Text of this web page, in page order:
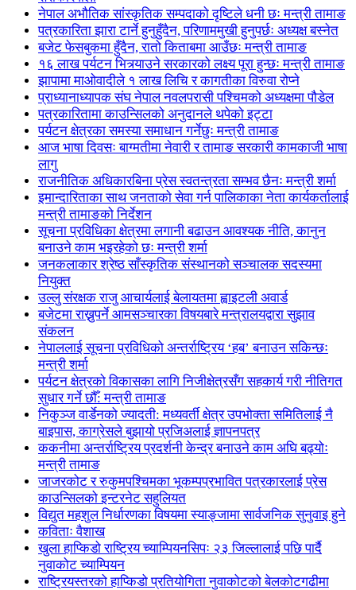
नेपाल अभौतिक सांस्कृतिक सम्पदाको दृष्टिले धनी छः मन्त्री तामाङ
पत्रकारिता झारा टार्ने हुनुहुँदैन, परिणाममुखी हुनुपर्छः अध्यक्ष बस्नेत
बजेट फेसबुकमा हुँदैन, रातो किताबमा आउँछः मन्त्री तामाङ
१६ लाख पर्यटन भित्र्याउने सरकारको लक्ष्य पूरा हुन्छः मन्त्री तामाङ
झापामा माओवादीले १ लाख लिचि र कागतीका विरुवा रोप्ने
प्राध्यानाध्यापक संघ नेपाल नवलपरासी पश्चिमको अध्यक्षमा पौडेल
पत्रकारितामा काउन्सिलको अनुदानले थपेको इट्टा
पर्यटन क्षेत्रका समस्या समाधान गर्नेछुः मन्त्री तामाङ
आज भाषा दिवसः बाग्मतीमा नेवारी र तामाङ सरकारी कामकाजी भाषा
लागु
राजनीतिक अधिकारबिना प्रेस स्वतन्त्रता सम्भव छैनः मन्त्री शर्मा
इमान्दारिताका साथ जनताकाे सेवा गर्न पालिकाका नेता कार्यकर्तालाई
मन्त्री तामाङको निर्देशन
सूचना प्रविधिका क्षेत्रमा लगानी बढाउन आवश्यक नीति, कानुन
बनाउने काम भइरहेको छः मन्त्री शर्मा
जनकलाकार श्रेष्ठ साँस्कृतिक संस्थानको सञ्चालक सदस्यमा
नियुक्त
उल्लु संरक्षक राजु आचार्यलाई बेलायतमा ह्वाइटली अवार्ड
बजेटमा राख्नुपर्ने आमसञ्चारका विषयबारे मन्त्रालयद्वारा सुझाव
संकलन
नेपाललाई सूचना प्रविधिको अन्तर्राष्ट्रिय ‘हब’ बनाउन सकिन्छः
मन्त्री शर्मा
पर्यटन क्षेत्रको विकासका लागि निजीक्षेत्रसँग सहकार्य गरी नीतिगत
सुधार गर्ने छौँ: मन्त्री तामाङ
निकुञ्ज वार्डेनको ज्यादती: मध्यवर्ती क्षेत्र उपभोक्ता समितिलाई नै
बाइपास, काग्रेसले बुझायो प्रजिअलाई ज्ञापनपत्र
ककनीमा अन्तर्राष्ट्रिय प्रदर्शनी केन्द्र बनाउने काम अघि बढ्योः
मन्त्री तामाङ
जाजरकोट र रुकुमपश्चिमका भूकम्पप्रभावित पत्रकारलाई प्रेस
काउन्सिलको इन्टरनेट सहुलियत
विद्युत महशुल निर्धारणका विषयमा स्याङ्जामा सार्वजनिक सुनुवाइ हुने
कविताः वैशाख
खुला हाप्किडो राष्ट्रिय च्याम्पियनसिपः २३ जिल्लालाई पछि पार्दै
नुवाकोट च्याम्पियन
राष्ट्रियस्तरको हाप्किडो प्रतियोगिता नुवाकोटको बेलकोटगढीमा